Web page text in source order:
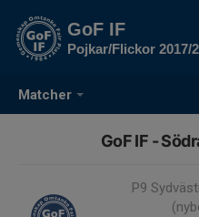
Matcher
GoF IF
Pojkar/Flickor 2017/
GoF IF -
P9